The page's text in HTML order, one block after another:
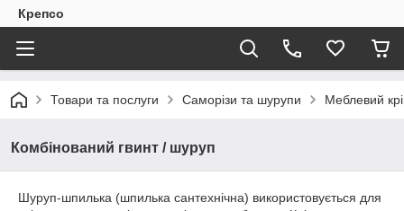
Крепсо
Товари та послуги Саморізи та шурупи Меблевий
Комбінований гвинт / шуруп
Шуруп-шпилька (шпилька сантехнічна) використовується для